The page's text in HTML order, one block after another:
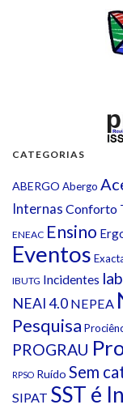
CATEGORIAS
ABERGO Abergo
Internas Conforto
ENEAC Ensino
Eventos
IBUTG Incidentes
NEAI 4.0 NEPEA
Pesquisa
PROGRAU
RPSO Ruído Sem
SIPAT SST é